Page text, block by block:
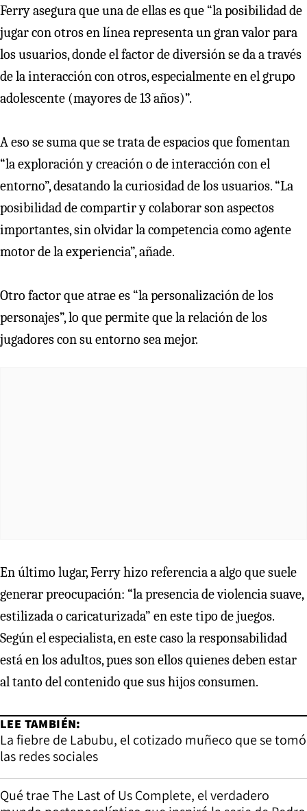
Ferry asegura que una de ellas es que “la posibilidad de
jugar con otros en línea representa un gran valor para
los usuarios, donde el factor de diversión se da a través
de la interacción con otros, especialmente en el grupo
adolescente (mayores de 13 años)”.
A eso se suma que se trata de espacios que fomentan
“la exploración y creación o de interacción con el
entorno”, desatando la curiosidad de los usuarios. “La
posibilidad de compartir y colaborar son aspectos
importantes, sin olvidar la competencia como agente
motor de la experiencia”, añade.
Otro factor que atrae es “la personalización de los
personajes”, lo que permite que la relación de los
jugadores con su entorno sea mejor.
En último lugar, Ferry hizo referencia a algo que suele
generar preocupación: “la presencia de violencia suave,
estilizada o caricaturizada” en este tipo de juegos.
Según el especialista, en este caso la responsabilidad
está en los adultos, pues son ellos quienes deben estar
al tanto del contenido que sus hijos consumen.
LEE TAMBIÉN:
La fiebre de Labubu, el cotizado muñeco que se tomó
las redes sociales
Qué trae The Last of Us Complete, el verdadero